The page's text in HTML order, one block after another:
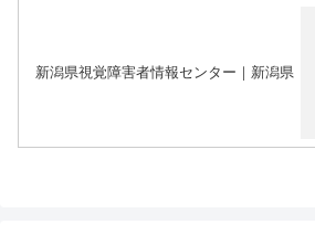
新潟県視覚障害者情報センター｜新潟県